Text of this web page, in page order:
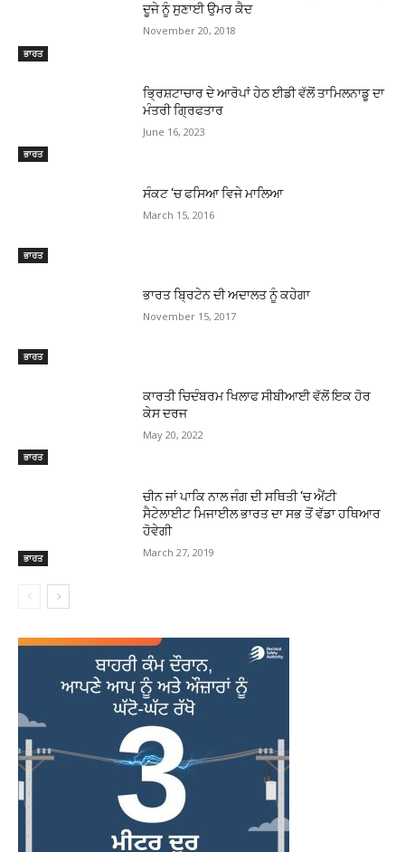
ਭਾਰਤ
ਦੂਜੇ ਨੂੰ ਸੁਣਾਈ ਉਮਰ ਕੈਦ
November 20, 2018
ਭਾਰਤ
ਭ੍ਰਿਸ਼ਟਾਚਾਰ ਦੇ ਆਰੋਪਾਂ ਹੇਠ ਈਡੀ ਵੱਲੋਂ ਤਾਮਿਲਨਾਡੂ ਦਾ
ਮੰਤਰੀ ਗ੍ਰਿਫਤਾਰ
June 16, 2023
ਭਾਰਤ
ਸੰਕਟ ‘ਚ ਫਸਿਆ ਵਿਜੇ ਮਾਲਿਆ
March 15, 2016
ਭਾਰਤ
ਭਾਰਤ ਬ੍ਰਿਟੇਨ ਦੀ ਅਦਾਲਤ ਨੂੰ ਕਹੇਗਾ
November 15, 2017
ਭਾਰਤ
ਕਾਰਤੀ ਚਿਦੰਬਰਮ ਖਿਲਾਫ ਸੀਬੀਆਈ ਵੱਲੋਂ ਇਕ ਹੋਰ
ਕੇਸ ਦਰਜ
May 20, 2022
ਭਾਰਤ
ਚੀਨ ਜਾਂ ਪਾਕਿ ਨਾਲ ਜੰਗ ਦੀ ਸਥਿਤੀ ‘ਚ ਐਂਟੀ
ਸੈਟੇਲਾਈਟ ਮਿਜਾਈਲ ਭਾਰਤ ਦਾ ਸਭ ਤੋਂ ਵੱਡਾ ਹਥਿਆਰ
ਹੋਵੇਗੀ
March 27, 2019